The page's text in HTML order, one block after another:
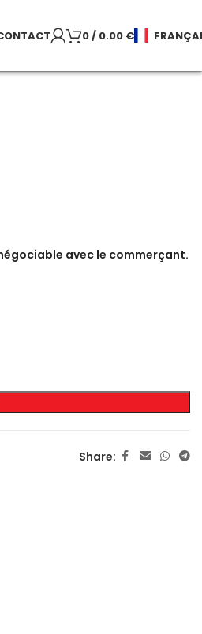
0/ 0.00 €
avec le commerçant.
Share: